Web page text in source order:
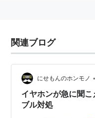
関連ブログ
にせもんのホンモノ •
イヤホンが急に聞
ブル対処